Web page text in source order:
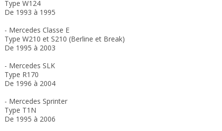
Type W124
De 1993 à 1995
- Mercedes Classe E
Type W210 et S210 (Berline et Break)
De 1995 à 2003
- Mercedes SLK
Type R170
De 1996 à 2004
- Mercedes Sprinter
Type T1N
De 1995 à 2006